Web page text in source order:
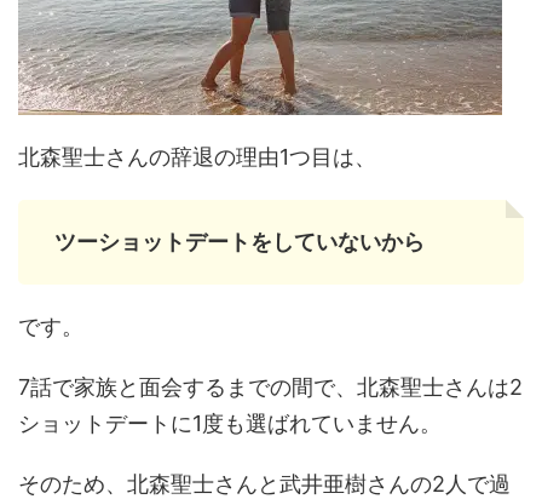
北森聖士さんの辞退の理由1つ目は、
ツーショットデートをしていないから
です。
7話で家族と面会するまでの間で、北森聖士さんは2
ショットデートに1度も選ばれていません。
そのため、北森聖士さんと武井亜樹さんの2人で過